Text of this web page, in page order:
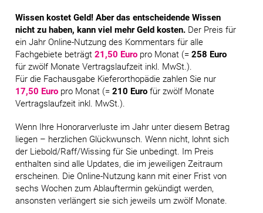
Wissen kostet Geld! Aber das entscheidende Wissen
nicht zu haben, kann viel mehr Geld kosten. Der Preis für
ein Jahr Online-Nutzung des Kommentars für alle
Fachgebiete beträgt21,50 Euro pro Monat (=258 Euro
für zwölf Monate Vertragslaufzeit inkl. MwSt.).
Für die Fachausgabe Kieferorthopädie zahlen Sie nur
17,50 Euro pro Monat (=210 Euro für zwölf Monate
Vertragslaufzeit inkl. MwSt.).
Wenn Ihre Honorarverluste im Jahr unter diesem Betrag
liegen – herzlichen Glückwunsch. Wenn nicht, lohnt sich
der Liebold/Raff/Wissing für Sie unbedingt. Im Preis
enthalten sind alle Updates, die im jeweiligen Zeitraum
erscheinen. Die Online-Nutzung kann mit einer Frist von
sechs Wochen zum Ablauftermin gekündigt werden,
ansonsten verlängert sie sich jeweils um zwölf Monate.